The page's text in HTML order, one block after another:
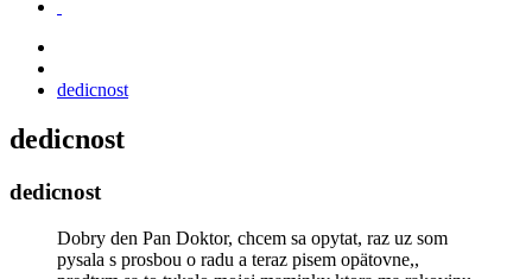
dedicnost
dedicnost
dedicnost
Dobry den Pan Doktor, chcem sa opytat, raz uz som
pysala s prosbou o radu a teraz pisem opätovne,,